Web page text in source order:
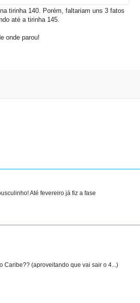
tirinha 140. Porém, faltariam uns 3 fatos
até a tirinha 145.
onde parou!
Até fevereiro já fiz a fase
Caribe?? (aproveitando que vai sair o 4...)